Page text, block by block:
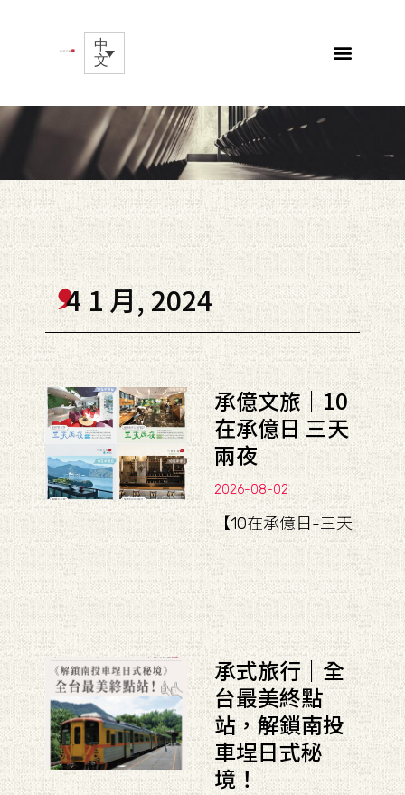
中
文
4 1 月, 2024
承億文旅｜10
在承億日 三天
兩夜
2026-08-02
【10在承億日-三天
承式旅行｜全
台最美終點
站，解鎖南投
車埕日式秘
境！